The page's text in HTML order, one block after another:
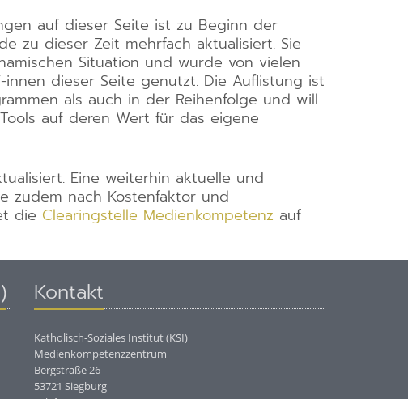
auf dieser Seite ist zu Beginn der
zu dieser Zeit mehrfach aktualisiert. Sie
Situation und wurde von vielen
dieser Seite genutzt. Die Auflistung ist
als auch in der Reihenfolge und will
auf deren Wert für das eigene
Eine weiterhin aktuelle und
zudem nach Kostenfaktor und
die Clearingstelle Medienkompetenz auf
Kontakt
Katholisch-Soziales Institut (KSI)
Medienkompetenzzentrum
Bergstraße 26
53721 Siegburg